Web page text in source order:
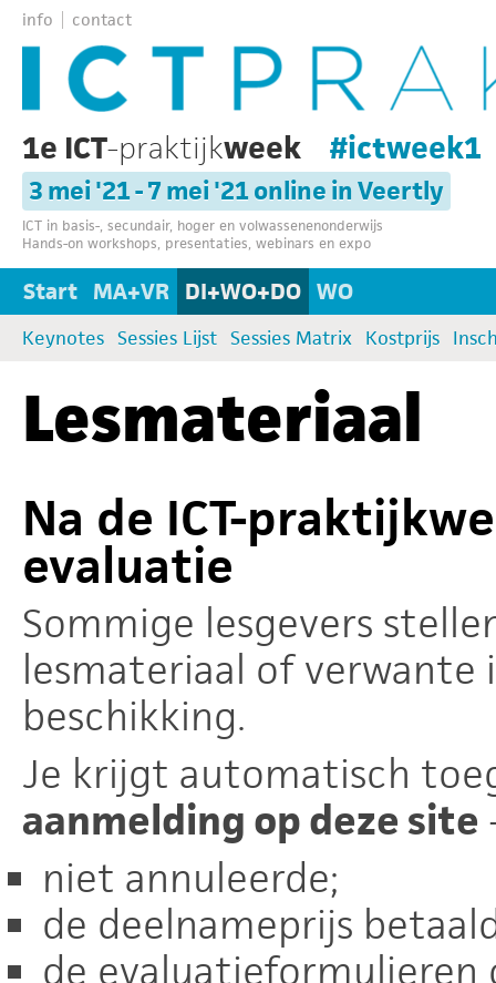
info contact
1e ICT-praktijkweek #ictweek1
3 mei '21 - 7 mei '21 online in Veertly
ICT in basis-, secundair, hoger en volwassenenonderwijs
Hands-on workshops, presentaties, webinars en expo
Start MA+VR DI+WO+DO WO
Keynotes Sessies Lijst Sessies Matrix Kostprijs
Lesmateriaal
Na de ICT-
evaluatie
Sommige lesgevers
lesmateriaal of verwante
beschikking.
Je krijgt automatisch
aanmelding op deze site
niet annuleerde;
de deelnameprijs
de